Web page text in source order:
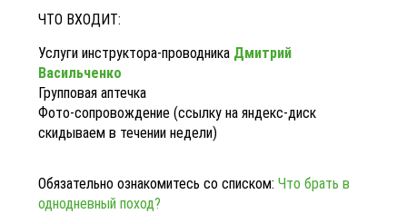
ЧТО ВХОДИТ:
Услуги инструктора-проводника Дмитрий
Васильченко
Групповая аптечка
Фото-сопровождение (ссылку на яндекс-диск
скидываем в течении недели)
Обязательно ознакомитесь со списком:Что брать в
однодневный поход?